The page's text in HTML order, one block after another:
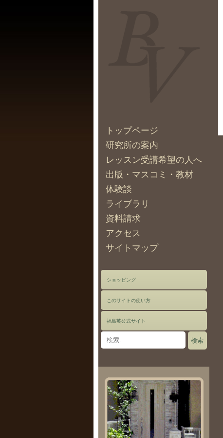
トップページ
研究所の案内
レッスン受講希望の人へ
出版・マスコミ・教材
体験談
ライブラリ
資料請求
アクセス
サイトマップ
ショッピング
このサイトの使い方
福島英公式サイト